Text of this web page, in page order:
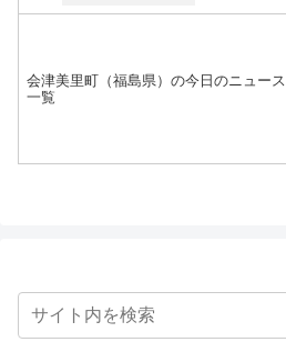
会津美里町（福島県）の今日のニュース
一覧